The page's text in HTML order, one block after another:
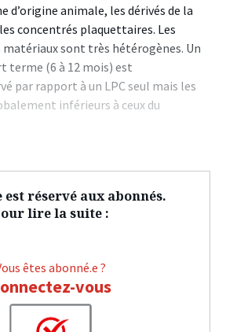
d’origine animale, les dérivés de la
concentrés plaquettaires. Les
matériaux sont très hétérogènes. Un
terme (6 à 12 mois) est
par rapport à un LPC seul mais les
inférieurs à ceux du
réservé aux abonnés.
lire la suite :
êtes abonné.e ?
vous